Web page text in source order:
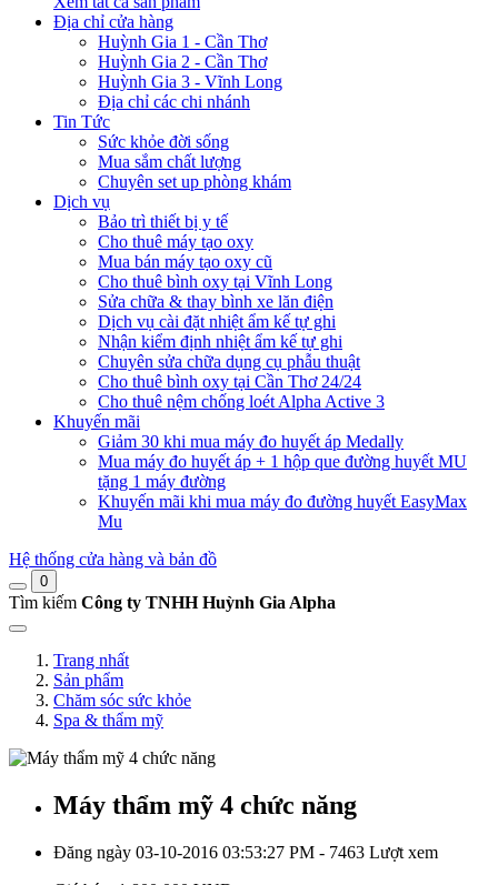
Địa chỉ cửa hàng
Huỳnh Gia 1 - Cần Thơ
Huỳnh Gia 2 - Cần Thơ
Huỳnh Gia 3 - Vĩnh Long
Địa chỉ các chi nhánh
Tin Tức
Sức khỏe đời sống
Mua sắm chất lượng
Chuyên set up phòng khám
Dịch vụ
Bảo trì thiết bị y tế
Cho thuê máy tạo oxy
Mua bán máy tạo oxy cũ
Cho thuê bình oxy tại Vĩnh Long
Sửa chữa & thay bình xe lăn điện
Dịch vụ cài đặt nhiệt ẩm kế tự ghi
Nhận kiểm định nhiệt ẩm kế tự ghi
Chuyên sửa chữa dụng cụ phẫu thuật
Cho thuê bình oxy tại Cần Thơ 24/24
Cho thuê nệm chống loét Alpha Active 3
Khuyến mãi
Giảm 30 khi mua máy đo huyết áp Medally
Mua máy đo huyết áp + 1 hộp que đường huyết MU
tặng 1 máy đường
Khuyến mãi khi mua máy đo đường huyết EasyMax
Mu
Hệ thống cửa hàng và bản đồ
0
Tìm kiếm Công ty TNHH Huỳnh Gia Alpha
Trang nhất
Sản phẩm
Chăm sóc sức khỏe
Spa & thẩm mỹ
Máy thẩm mỹ 4 chức năng
Đăng ngày 03-10-2016 03:53:27 PM - 7463 Lượt xem